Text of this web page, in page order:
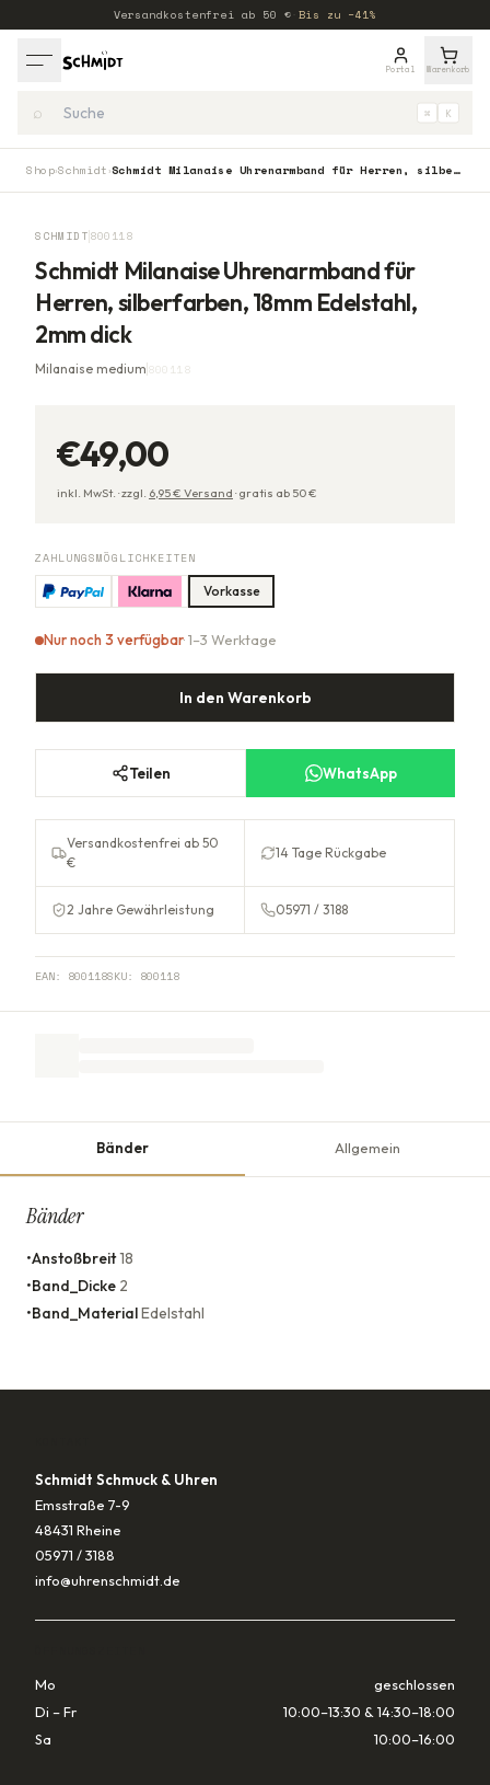
Versandkostenfrei ab 50 € Bis zu −41%
Portal Warenkorb
⌕ ⌘ K
Shop›Schmidt › Schmidt Milanaise Uhrenarmband für Herren, silberfarben, 18mm Edelstahl, 2mm dick
SCHMIDT 800118
Schmidt Milanaise Uhrenarmband für
Herren, silberfarben, 18mm Edelstahl,
2mm dick
Milanaise medium 800118
€49,00
inkl. MwSt. ·zzgl. 6,95€ Versand ·gratis ab 50€
ZAHLUNGSMÖGLICHKEITEN
Vorkasse
Nur noch 3 verfügbar· 1–3 Werktage
In den Warenkorb
Teilen WhatsApp
Versandkostenfrei ab 50
€
14 Tage Rückgabe
2 Jahre Gewährleistung 05971 / 3188
EAN: 800118SKU: 800118
Bänder Allgemein
Bänder
•Anstoßbreit18
•Band_Dicke 2
•Band_MaterialEdelstahl
Schmidt Schmuck & Uhren
Emsstraße 7-9
48431 Rheine
05971 / 3188
info@uhrenschmidt.de
Mo
geschlossen
Di – Fr
10:00–13:30 & 14:30–18:00
Sa
10:00–16:00